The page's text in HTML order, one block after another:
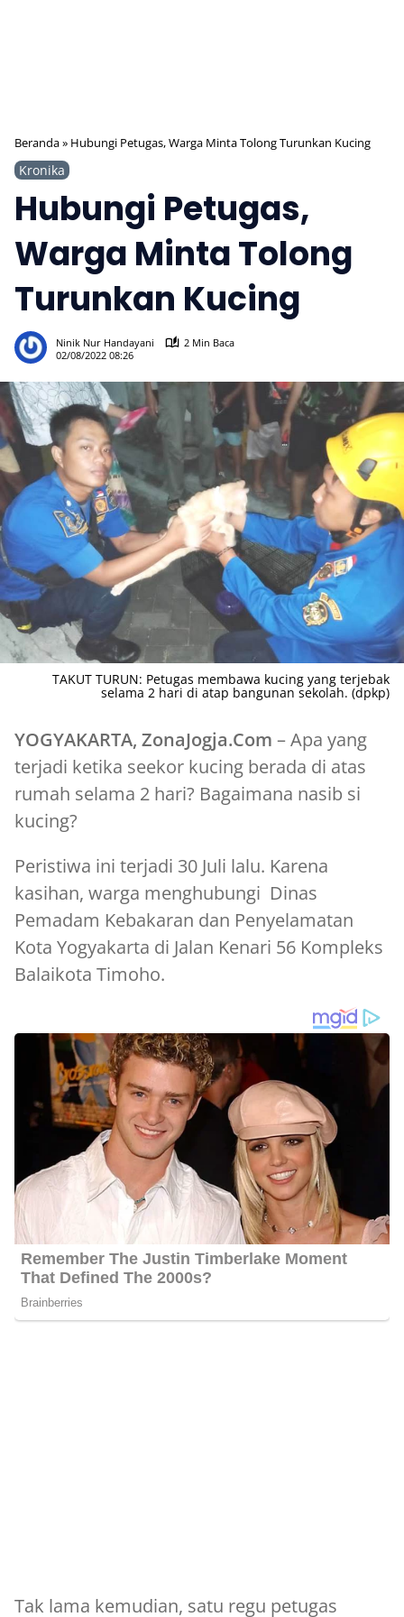
Beranda» Hubungi Petugas, Warga Minta Tolong Turunkan Kucing
Kronika
Hubungi Petugas,
Warga Minta Tolong
Turunkan Kucing
Ninik Nur Handayani
2 Min Baca
02/08/2022 08:26
TAKUT TURUN: Petugas membawa kucing yang terjebak
selama 2 hari di atap bangunan sekolah. (dpkp)
YOGYAKARTA, ZonaJogja.Com – Apa yang
terjadi ketika seekor kucing berada di atas
rumah selama 2 hari? Bagaimana nasib si
kucing?
Peristiwa ini terjadi 30 Juli lalu. Karena
kasihan, warga menghubungi Dinas
Pemadam Kebakaran dan Penyelamatan
Kota Yogyakarta di Jalan Kenari 56 Kompleks
Balaikota Timoho.
Tak lama kemudian, satu regu petugas